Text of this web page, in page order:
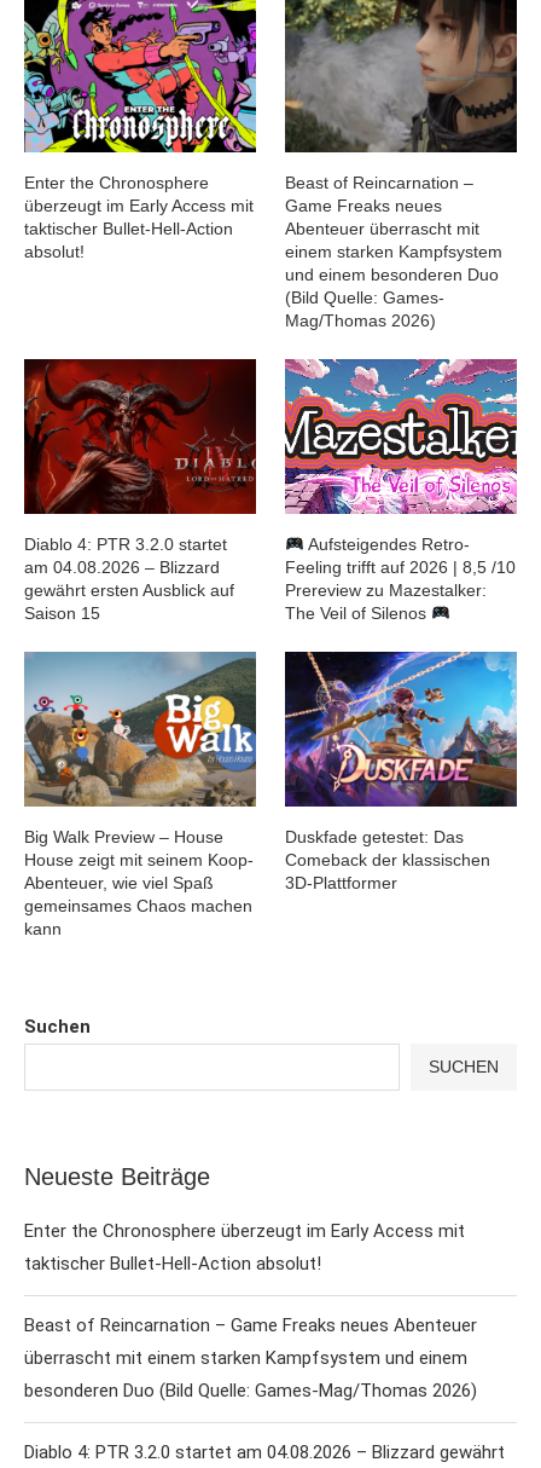
Suchen
SUCHEN
Neueste Beiträge
Enter the Chronosphere überzeugt im Early Access mit
taktischer Bullet-Hell-Action absolut!
Beast of Reincarnation – Game Freaks neues Abenteuer
überrascht mit einem starken Kampfsystem und einem
besonderen Duo (Bild Quelle: Games-Mag/Thomas 2026)
Diablo 4: PTR 3.2.0 startet am 04.08.2026 – Blizzard gewährt
Enter the Chronosphere
überzeugt im Early Access mit
taktischer Bullet-Hell-Action
absolut!
Beast of Reincarnation –
Game Freaks neues
Abenteuer überrascht mit
einem starken Kampfsystem
und einem besonderen Duo
(Bild Quelle: Games-
Mag/Thomas 2026)
Diablo 4: PTR 3.2.0 startet
am 04.08.2026 – Blizzard
gewährt ersten Ausblick auf
Saison 15
Aufsteigendes Retro-
Feeling trifft auf 2026 | 8,5 /10
Prereview zu Mazestalker:
The Veil of Silenos
Big Walk Preview – House
House zeigt mit seinem Koop-
Abenteuer, wie viel Spaß
gemeinsames Chaos machen
kann
Duskfade getestet: Das
Comeback der klassischen
3D-Plattformer